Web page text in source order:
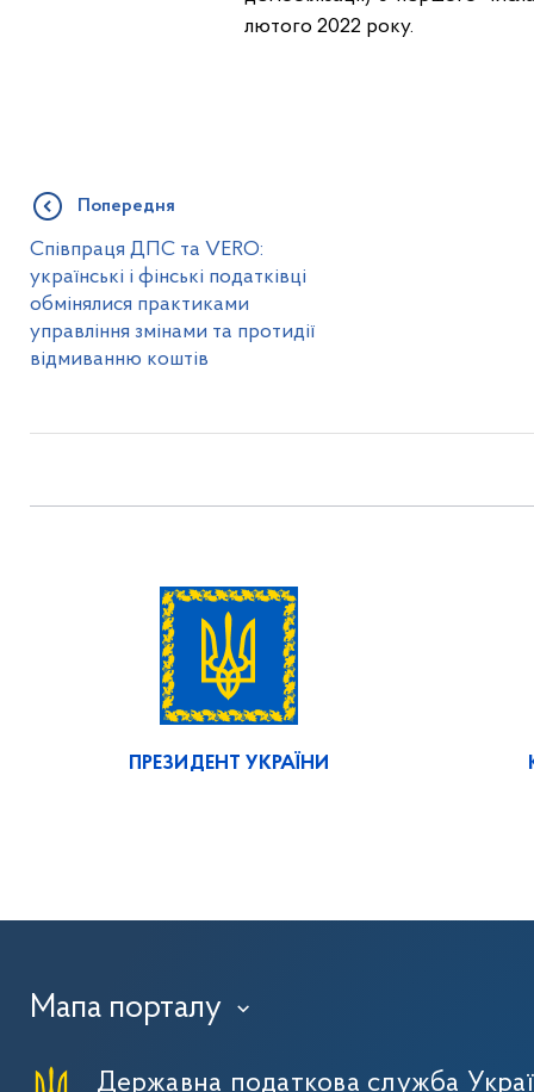
лютого 2022 року.
Попередня
Співпраця ДПС та VERO:
українські і фінські податківці
обмінялися практиками
управління змінами та протидії
відмиванню коштів
ПРЕЗИДЕНТ УКРАЇНИ
Мапа порталу ›
Державна податкова служба